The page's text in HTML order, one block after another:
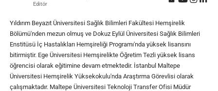
Editör
Yıldırım Beyazıt Üniversitesi Sağlık Bilimleri Fakültesi Hemşirelik
Bölümü'nden mezun olmuş ve Dokuz Eylül Üniversitesi Sağlık Bilimleri
Enstitüsü İç Hastalıkları Hemşireliği Programı'nda yüksek lisansını
bitirmiştir. Ege Üniversitesi Hemşirelikte Öğretim Tezli yüksek lisans
öğrencisi olarak eğitimine devam etmektedir. İstanbul Maltepe
Üniversitesi Hemşirelik Yüksekokulu'nda Araştırma Görevlisi olarak
çalışmaktadır. Maltepe Üniversitesi Teknoloji Transfer Ofisi Müdür